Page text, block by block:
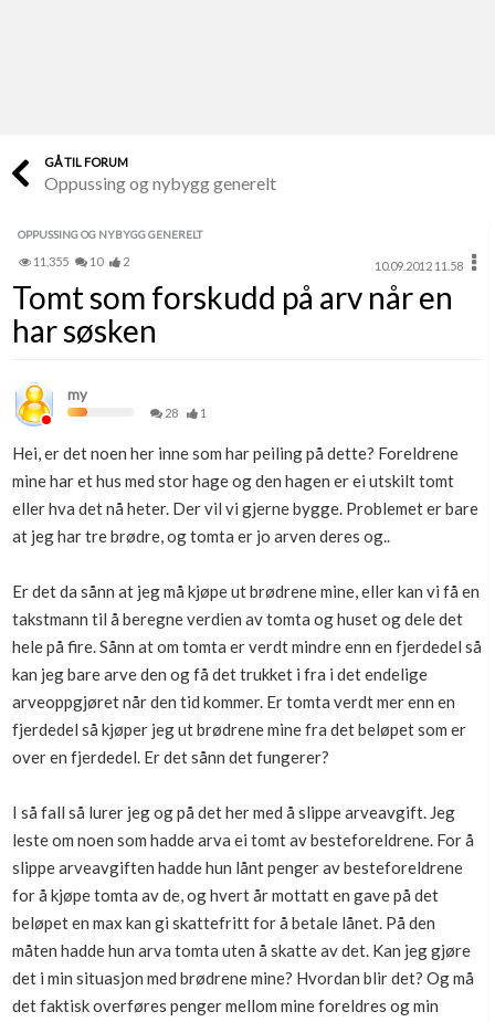
Finn håndverkere
Papirer som mangler
Skaff dokumentasjon som mangler
Se din bolig? Klikk her
Boligmappa+
Få mer ut av Boligmappa
GÅ TIL FORUM
Oppussing og nybygg generelt
OPPUSSING OG NYBYGG GENERELT
11,355 10 2 10.09.2012 11.58
Tomt som forskudd på arv når en
har søsken
my
28 1
Hei, er det noen her inne som har peiling på dette? Foreldrene
mine har et hus med stor hage og den hagen er ei utskilt tomt
eller hva det nå heter. Der vil vi gjerne bygge. Problemet er bare
at jeg har tre brødre, og tomta er jo arven deres og..
Er det da sånn at jeg må kjøpe ut brødrene mine, eller kan vi få en
takstmann til å beregne verdien av tomta og huset og dele det
hele på fire. Sånn at om tomta er verdt mindre enn en fjerdedel så
kan jeg bare arve den og få det trukket i fra i det endelige
arveoppgjøret når den tid kommer. Er tomta verdt mer enn en
fjerdedel så kjøper jeg ut brødrene mine fra det beløpet som er
over en fjerdedel. Er det sånn det fungerer?
I så fall så lurer jeg og på det her med å slippe arveavgift. Jeg
leste om noen som hadde arva ei tomt av besteforeldrene. For å
slippe arveavgiften hadde hun lånt penger av besteforeldrene
for å kjøpe tomta av de, og hvert år mottatt en gave på det
beløpet en max kan gi skattefritt for å betale lånet. På den
måten hadde hun arva tomta uten å skatte av det. Kan jeg gjøre
det i min situasjon med brødrene mine? Hvordan blir det? Og må
det faktisk overføres penger mellom mine foreldres og min